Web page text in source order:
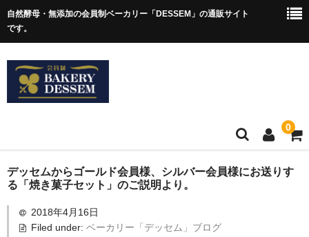
自然酵母・無添加の会員制ベーカリー「DESSEM」の通販サイト
です。
0
ホーム
アクセス
デッセムからゴールド会員様、シルバー会員様にお送りす
る「焼き菓子セット」のご説明より。
2018年4月16日
Filed under: ベーカリー「デッセム」ブログ